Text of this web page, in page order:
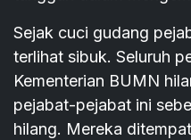
Sejak cuci gudang
terlihat sibuk. Seluruh
Kementerian BUMN
pejabat-pejabat ini
hilang. Mereka